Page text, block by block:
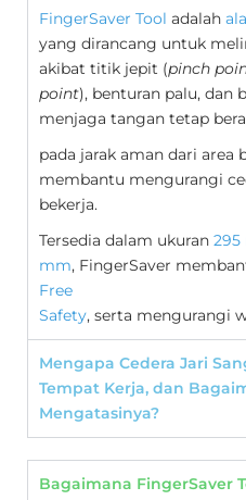
FingerSaver Tool adalah
yang dirancang untuk
akibat titik jepit (pinch
point), benturan palu, dan
menjaga tangan tetap
pada jarak aman dari area
membantu mengurangi
bekerja.
Tersedia dalam ukuran 295
mm, FingerSaver
Free
Safety, serta mengurangi
Mengapa Cedera Jari
Tempat Kerja, dan
Mengatasinya?
Bagaimana FingerSaver